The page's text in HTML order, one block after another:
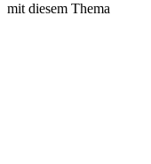
mit diesem Thema